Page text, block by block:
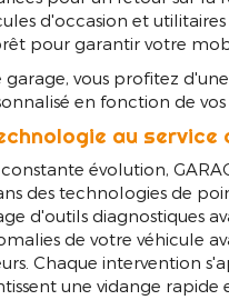
d'occasion et
pour garantir votre
garage, vous profitez d'une
en fonction de vos
au service
évolution,
des technologies de
d'outils diagnostiques
de votre véhicule
Chaque intervention
une vidange rapide